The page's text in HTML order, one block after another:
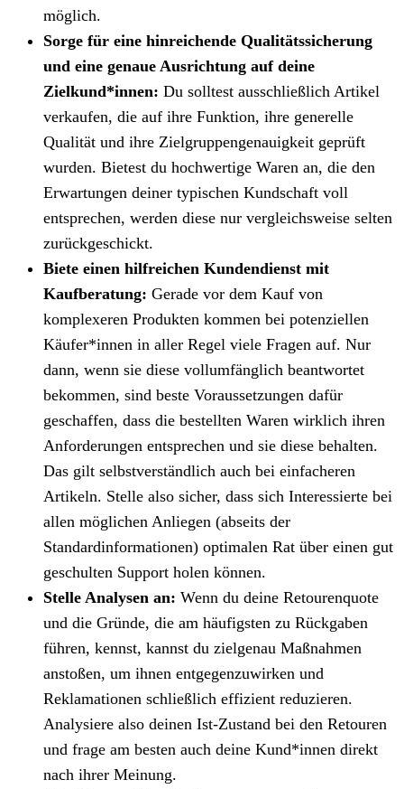
möglich.
Sorge für eine hinreichende Qualitätssicherung
und eine genaue Ausrichtung auf deine
Zielkund*innen: Du solltest ausschließlich Artikel
verkaufen, die auf ihre Funktion, ihre generelle
Qualität und ihre Zielgruppengenauigkeit geprüft
wurden. Bietest du hochwertige Waren an, die den
Erwartungen deiner typischen Kundschaft voll
entsprechen, werden diese nur vergleichsweise selten
zurückgeschickt.
Biete einen hilfreichen Kundendienst mit
Kaufberatung: Gerade vor dem Kauf von
komplexeren Produkten kommen bei potenziellen
Käufer*innen in aller Regel viele Fragen auf. Nur
dann, wenn sie diese vollumfänglich beantwortet
bekommen, sind beste Voraussetzungen dafür
geschaffen, dass die bestellten Waren wirklich ihren
Anforderungen entsprechen und sie diese behalten.
Das gilt selbstverständlich auch bei einfacheren
Artikeln. Stelle also sicher, dass sich Interessierte bei
allen möglichen Anliegen (abseits der
Standardinformationen) optimalen Rat über einen gut
geschulten Support holen können.
Stelle Analysen an: Wenn du deine Retourenquote
und die Gründe, die am häufigsten zu Rückgaben
führen, kennst, kannst du zielgenau Maßnahmen
anstoßen, um ihnen entgegenzuwirken und
Reklamationen schließlich effizient reduzieren.
Analysiere also deinen Ist-Zustand bei den Retouren
und frage am besten auch deine Kund*innen direkt
nach ihrer Meinung.